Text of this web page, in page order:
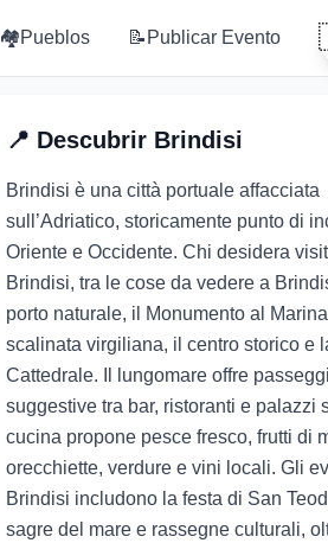
🏘️Pueblos 📝 Publicar Evento
📍 Descubrir Brindisi
Brindisi è una città portuale affacciata
sull’Adriatico, storicamente punto di
Oriente e Occidente. Chi desidera
Brindisi, tra le cose da vedere a
porto naturale, il Monumento al
scalinata virgiliana, il centro storico e
Cattedrale. Il lungomare offre
suggestive tra bar, ristoranti e palazzi
cucina propone pesce fresco, frutti di
orecchiette, verdure e vini locali. Gli
Brindisi includono la festa di San
sagre del mare e rassegne culturali,